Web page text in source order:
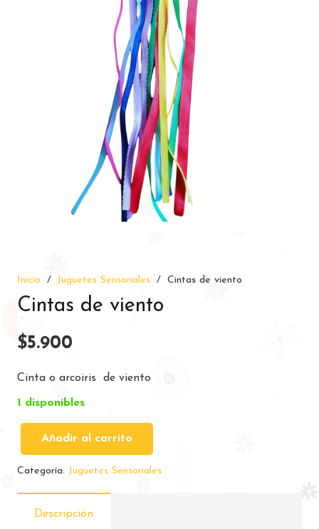
Inicio / Juguetes Sensoriales / Cintas de viento
Cintas de viento
$5.900
Cinta o arcoiris de viento
1 disponibles
de
cantidad
Añadir al carrito
Categoría: Juguetes Sensoriales
Descripción